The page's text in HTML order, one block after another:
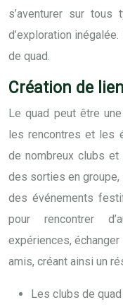
s’aventurer sur
d’exploration
de quad.
Création de
Le quad peut être
les rencontres et les
de nombreux clubs
des sorties en
des événements
pour rencontrer
expériences,
amis, créant ainsi un
Les clubs de